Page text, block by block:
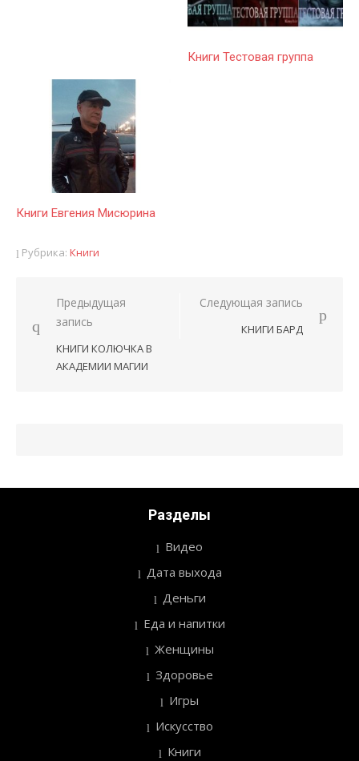
Книги Тестовая группа
Книги Евгения Мисюрина
Рубрика: Книги
Навигация
записям
Предыдущая
запись
КНИГИ КОЛЮЧКА В
АКАДЕМИИ МАГИИ
Следующая запись
КНИГИ БАРД
Разделы
Видео
Дата выхода
Деньги
Еда и напитки
Женщины
Здоровье
Игры
Искусство
Книги